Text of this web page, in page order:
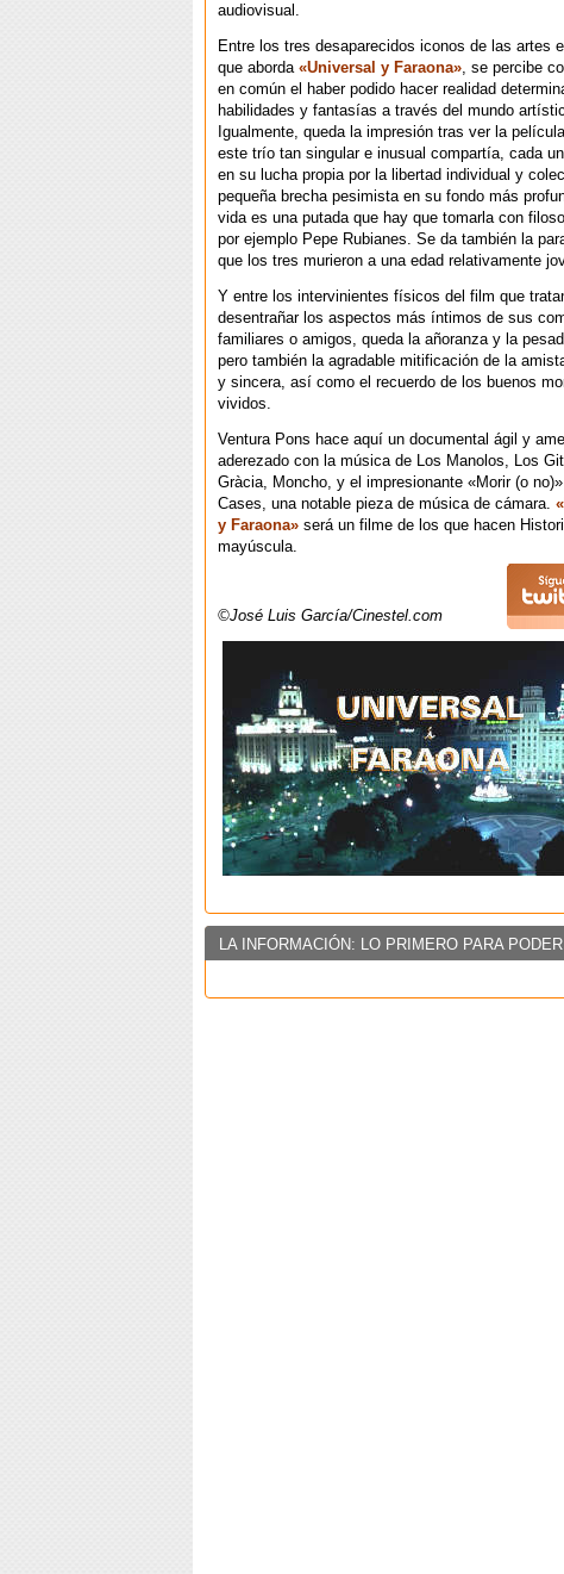
audiovisual.
Entre los tres desaparecidos iconos de las artes
que aborda «Universal y Faraona», se percibe
en común el haber podido hacer realidad
habilidades y fantasías a través del mundo
Igualmente, queda la impresión tras ver la
este trío tan singular e inusual compartía, cada
en su lucha propia por la libertad individual y
pequeña brecha pesimista en su fondo más
vida es una putada que hay que tomarla con
por ejemplo Pepe Rubianes. Se da también la
que los tres murieron a una edad relativamente
Y entre los intervinientes físicos del film que
desentrañar los aspectos más íntimos de sus
familiares o amigos, queda la añoranza y la
pero también la agradable mitificación de la
y sincera, así como el recuerdo de los buenos
vividos.
Ventura Pons hace aquí un documental ágil y
aderezado con la música de Los Manolos, Los
Gràcia, Moncho, y el impresionante «Morir (o
Cases, una notable pieza de música de cámara.
y Faraona» será un filme de los que hacen
mayúscula.
©José Luis García/Cinestel.com
LA INFORMACIÓN: LO PRIMERO PARA